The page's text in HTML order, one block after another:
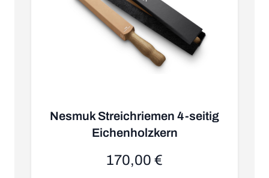
Nesmuk Streichriemen 4-seitig
Eichenholzkern
170,00 €